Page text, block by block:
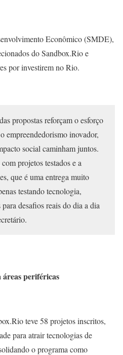
Econômico (SMDE),
do Sandbox.Rio e
por investirem no Rio.
propostas reforçam o esforço
empreendedorismo inovador,
social caminham juntos.
projetos testados e a
que é uma entrega muito
testando tecnologia,
desafios reais do dia a dia
periféricas
teve 58 projetos inscritos,
para atrair tecnologias de
o programa como